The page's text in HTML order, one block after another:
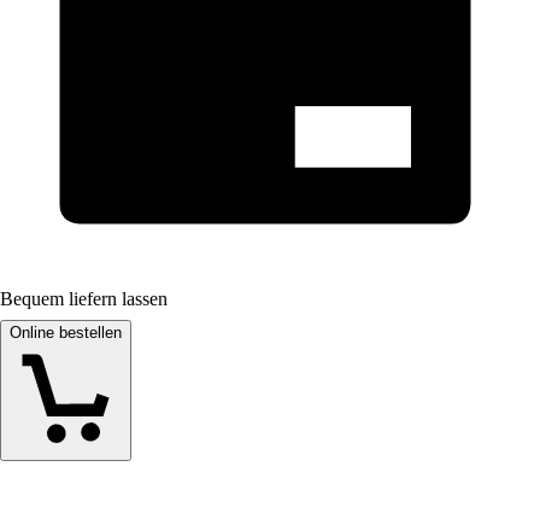
Bequem liefern lassen
Online bestellen